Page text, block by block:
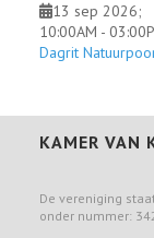
13 sep 2026;
10:00AM -
Dagrit
KAMER VAN
De vereniging
onder nummer: